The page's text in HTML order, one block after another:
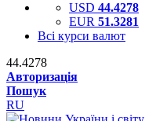
USD 44.4278
EUR 51.3281
Всі курси валют
44.4278
Авторизація
Пошук
RU